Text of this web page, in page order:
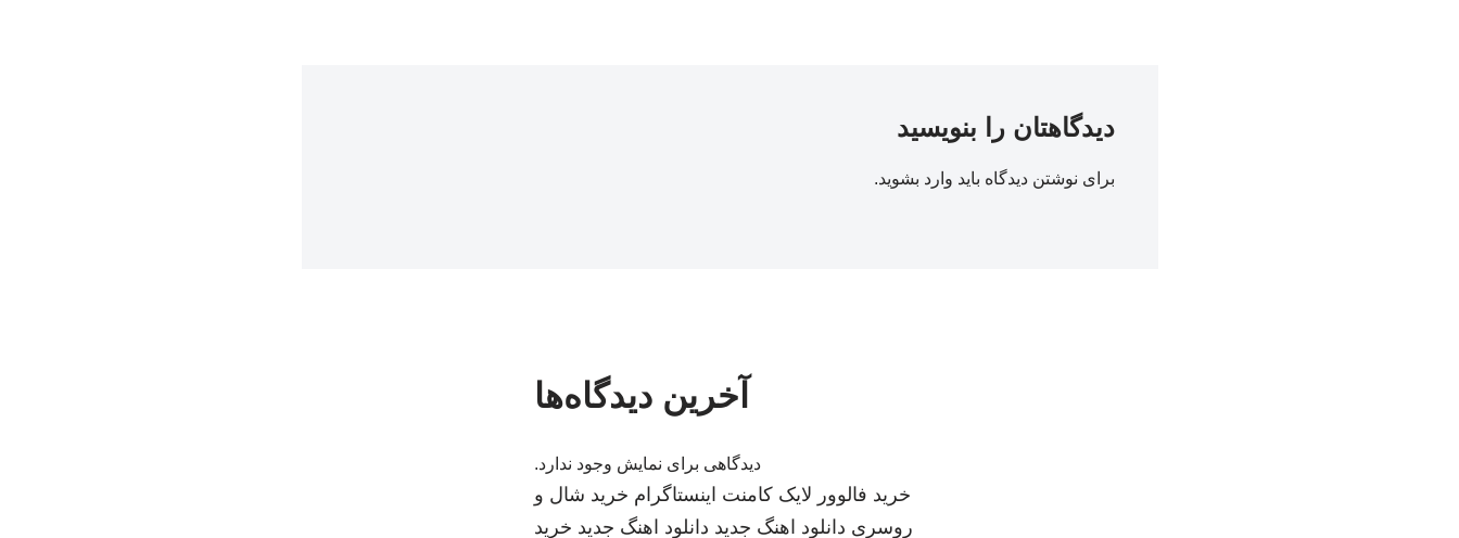
دیدگاهتان را بنویسید
برای نوشتن دیدگاه باید وارد بشوید.
آخرین دیدگاه‌ها
دیدگاهی برای نمایش وجود ندارد.
خرید فالوور لایک کامنت اینستاگرام خرید شال و
روسری دانلود اهنگ جدید دانلود اهنگ جدید خرید